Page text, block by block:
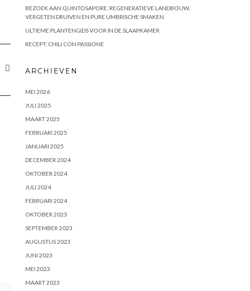
BEZOEK AAN QUINTOSAPORE: REGENERATIEVE LANDBOUW,
VERGETEN DRUIVEN EN PURE UMBRISCHE SMAKEN
ULTIEME PLANTENGIDS VOOR IN DE SLAAPKAMER
RECEPT: CHILI CON PASSIONE
ARCHIEVEN
MEI 2026
JULI 2025
MAART 2025
FEBRUARI 2025
JANUARI 2025
DECEMBER 2024
OKTOBER 2024
JULI 2024
FEBRUARI 2024
OKTOBER 2023
SEPTEMBER 2023
AUGUSTUS 2023
JUNI 2023
MEI 2023
MAART 2023